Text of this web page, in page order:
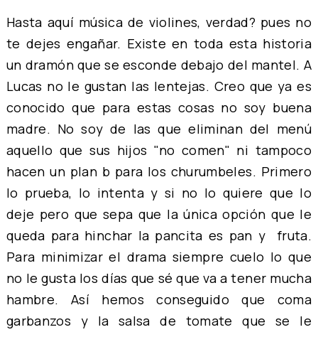
Hasta aquí música de violines, verdad? pues no
te dejes engañar. Existe en toda esta historia
un dramón que se esconde debajo del mantel. A
Lucas no le gustan las lentejas. Creo que ya es
conocido que para estas cosas no soy buena
madre. No soy de las que eliminan del menú
aquello que sus hijos "no comen" ni tampoco
hacen un plan b para los churumbeles. Primero
lo prueba, lo intenta y si no lo quiere que lo
deje pero que sepa que la única opción que le
queda para hinchar la pancita es pan y fruta.
Para minimizar el drama siempre cuelo lo que
no le gusta los días que sé que va a tener mucha
hambre. Así hemos conseguido que coma
garbanzos y la salsa de tomate que se le